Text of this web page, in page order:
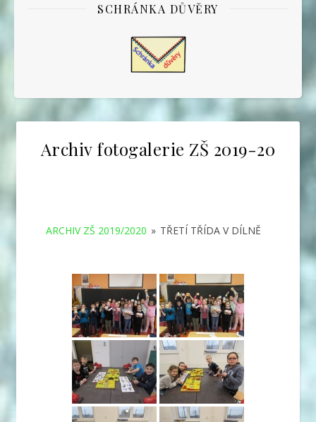
SCHRÁNKA DŮVĚRY
Archiv fotogalerie ZŠ 2019-20
ARCHIV ZŠ 2019/2020 » TŘETÍ TŘÍDA V DÍLNĚ